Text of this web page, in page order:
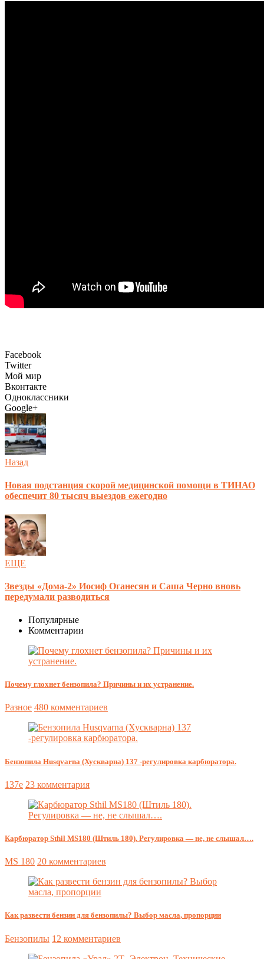
Facebook
Twitter
Мой мир
Вконтакте
Одноклассники
Google+
Назад
Новая подстанция скорой медицинской помощи в ТИНАО
обеспечит 80 тысяч выездов ежегодно
ЕЩЕ
Звезды «Дома-2» Иосиф Оганесян и Саша Черно вновь
передумали разводиться
Популярные
Комментарии
Почему глохнет бензопила? Причины и их устранение.
Разное 480 комментариев
Бензопила Husqvarna (Хускварна) 137 -регулировка карбюратора.
137e 23 комментария
Карбюратор Sthil MS180 (Штиль 180). Регулировка — не, не слышал….
MS 180 20 комментариев
Как развести бензин для бензопилы? Выбор масла, пропорции
Бензопилы 12 комментариев